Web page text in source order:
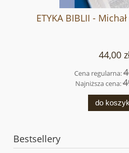
ETYKA BIBLII -
44,00
Cena regularna:
Najniższa cena:
do
Bestsellery